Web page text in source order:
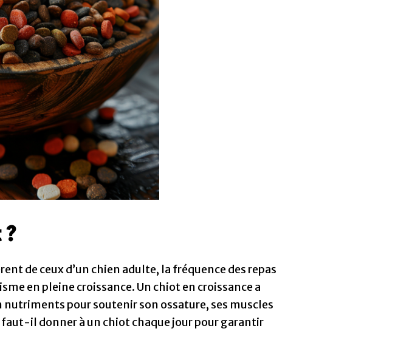
de ceux d’un chien adulte, la fréquence des repas
en pleine croissance. Un chiot en croissance a
pour soutenir son ossature, ses muscles
il donner à un chiot chaque jour pour garantir